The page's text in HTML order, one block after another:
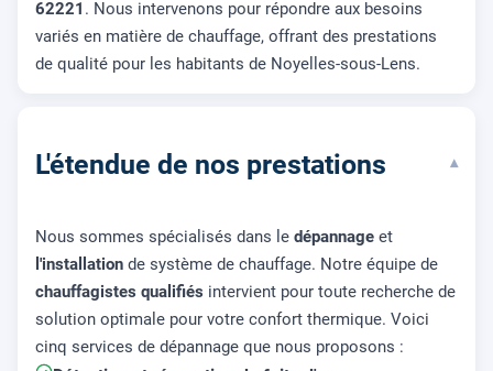
62221 . Nous intervenons pour répondre aux besoins
variés en matière de chauffage, offrant des prestations
de qualité pour les habitants de Noyelles-sous-Lens.
L'étendue de nos prestations ▾
Nous sommes spécialisés dans le dépannage et
l'installation de système de chauffage. Notre équipe de
chauffagistes qualifiés intervient pour toute recherche de
solution optimale pour votre confort thermique. Voici
cinq services de dépannage que nous proposons :